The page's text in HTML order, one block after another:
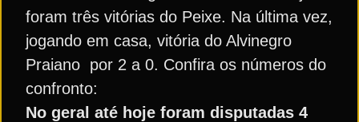
foram três vitórias do Peixe. Na última vez,
jogando em casa, vitória do Alvinegro
Praiano por 2 a 0. Confira os números do
confronto:
No geral até hoje foram disputadas 4